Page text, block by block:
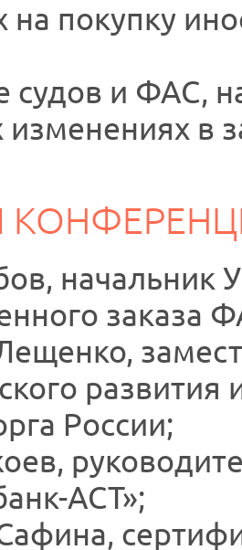
на покупку
судов и ФАС,
изменениях в
начальник
заказа
России;
АСТ»;